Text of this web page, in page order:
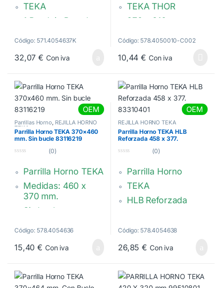
TEKA
1 Bandeja Pastelera
1 Parrilla con Bucle
370x460mm
83115093
Código: 571.4054637K
32,07€ Con iva
TEKA THOR
270 x 210 mm
Código: 578.4050010-C002
10,44€ Con iva
OEM
Parrillas Horno, REJILLA HORNO
TEKA
Parrilla Horno TEKA 370×460
mm. Sin bucle 83116219
e
(0)
Parrilla Horno TEKA
Medidas: 460 x
370 mm.
Sin bucle.
83115003
Código: 578.4054636
15,40€ Con iva
OEM
REJILLA HORNO TEKA
Parrilla Horno TEKA HLB
Reforzada 458 x 377.
e
(0)
Parrilla Horno
TEKA
HLB Reforzada
83310401
Código: 578.4054638
26,85€ Con iva